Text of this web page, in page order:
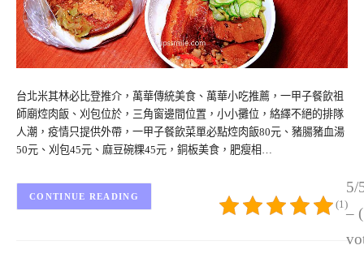
台北米其林必比登推介，萬華傳統美食、萬華小吃推薦，一甲子餐飲祖
師廟焢肉飯、刈包位於，三角窗邊間位置，小小攤位，絡繹不絕的排隊
人潮，疫情只提供外帶，一甲子餐飲菜單必點焢肉飯80元、豬腸豬血湯
50元、刈包45元、麻豆碗粿45元，銅板美食，肥瘦相…
5/
–
(1)
CONTINUE READING